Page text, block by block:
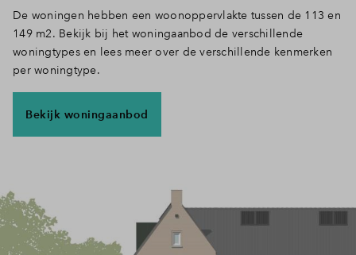
De woningen hebben een woonoppervlakte tussen de 113 en
149 m2. Bekijk bij het woningaanbod de verschillende
woningtypes en lees meer over de verschillende kenmerken
per woningtype.
Bekijk woningaanbod